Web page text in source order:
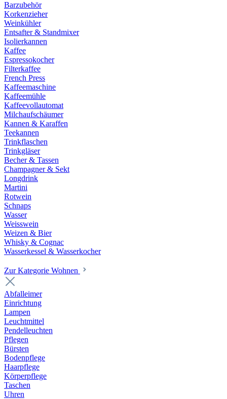
Barzubehör
Korkenzieher
Weinkühler
Entsafter & Standmixer
Isolierkannen
Kaffee
Espressokocher
Filterkaffee
French Press
Kaffeemaschine
Kaffeemühle
Kaffeevollautomat
Milchaufschäumer
Kannen & Karaffen
Teekannen
Trinkflaschen
Trinkgläser
Becher & Tassen
Champagner & Sekt
Longdrink
Martini
Rotwein
Schnaps
Wasser
Weisswein
Weizen & Bier
Whisky & Cognac
Wasserkessel & Wasserkocher
Zur Kategorie Wohnen
Abfalleimer
Einrichtung
Lampen
Leuchtmittel
Pendelleuchten
Pflegen
Bürsten
Bodenpflege
Haarpflege
Körperpflege
Taschen
Uhren